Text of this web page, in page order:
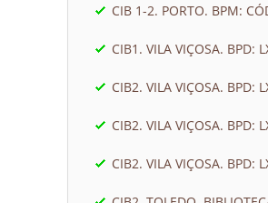
CIB 1-2. PORTO. BPM:
CIB1. VILA VIÇOSA. BPD:
CIB2. VILA VIÇOSA. BPD:
CIB2. VILA VIÇOSA. BPD:
CIB2. VILA VIÇOSA. BPD: